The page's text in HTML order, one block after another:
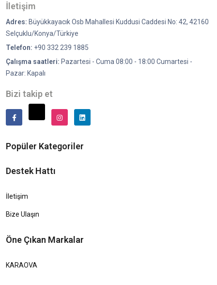
İletişim
Adres: Büyükkayacık Osb Mahallesi Kuddusi Caddesi No: 42, 42160
Selçuklu/Konya/Türkiye
Telefon: +90 332 239 1885
Çalışma saatleri: Pazartesi - Cuma 08:00 - 18:00 Cumartesi -
Pazar: Kapalı
Bizi takip et
Popüler Kategoriler
Destek Hattı
İletişim
Bize Ulaşın
Öne Çıkan Markalar
KARAOVA